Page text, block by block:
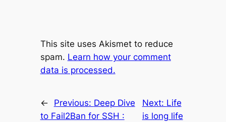
This site uses Akismet to reduce
spam. Learn how your comment
data is processed.
← Previous: Deep Dive
to Fail2Ban for SSH :
Next: Life
is long life